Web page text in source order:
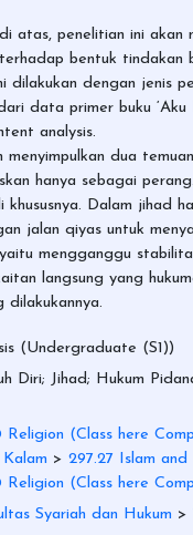
atas, penelitian ini akan
bentuk tindakan
dilakukan dengan jenis
data primer buku
analysis.
menyimpulkan dua
hanya sebagai
khususnya. Dalam jihad
jalan qiyas untuk
mengganggu
langsung yang
dilakukannya.
(Undergraduate (S1))
Diri; Jihad; Hukum
(Class here
> 297.27 Islam and
(Class here
Syariah dan Hukum >